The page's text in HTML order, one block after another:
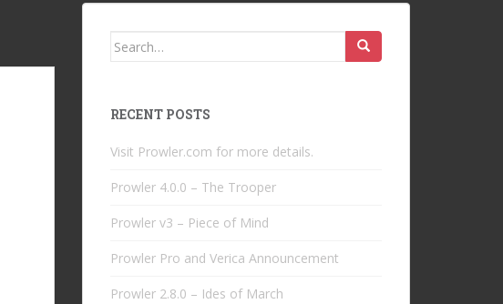
Search
RECENT POSTS
Visit Prowler.com for more details.
Prowler 4.0.0 – The Trooper
Prowler v3 – Piece of Mind
Prowler Pro and Verica Announcement
Prowler 2.8.0 – Ides of March